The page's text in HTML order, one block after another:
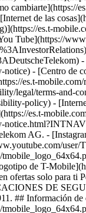
cambiarte](https://
de las
es.t-
Tube](https://
- [Centro
es.t-
legal/terms-and-
policy) -
es.t-
AG. -
de T-
ofertas solo para ti
DE
## Información